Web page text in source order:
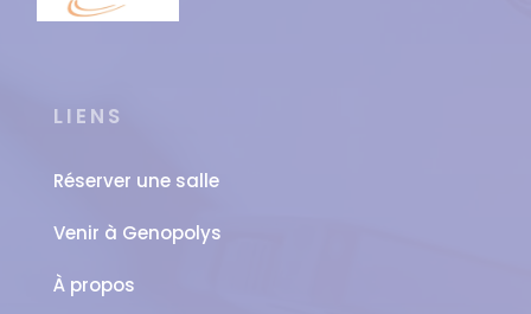
LIENS
Réserver une salle
Venir à Genopolys
À propos